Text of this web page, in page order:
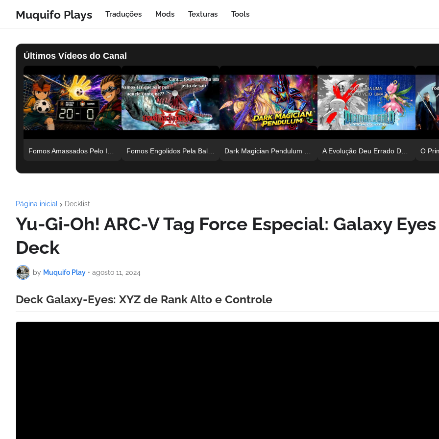
Muquifo Plays Traduções Mods Texturas Tools
Últimos Vídeos do Canal
Fomos Amassados Pelo Instituto Imperial | Inazuma Eleven DS #001 Fomos Engolidos Pela Baleia! E Agora Devil May Cry 3 Co op #005 Dark Magician Pendulum Decklist e Análise de Status | Yu Gi Oh! Arc V Tag Force Special ​A Evolução Deu Errado DE NOVO!! Adeus Angewomon | Digimon World Next Order #006
Página inicial Decklist
Yu-Gi-Oh! ARC-V Tag Force Especial: Galaxy Eyes
Deck
by Muquifo Play • agosto 11, 2024
Deck Galaxy-Eyes: XYZ de Rank Alto e Controle